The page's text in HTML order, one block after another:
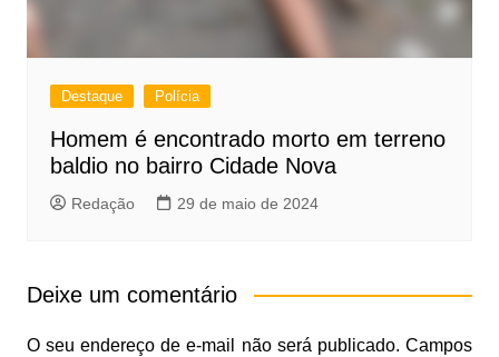
Destaque Polícia
Homem é encontrado morto em terreno
baldio no bairro Cidade Nova
Redação 29 de maio de 2024
Deixe um comentário
O seu endereço de e-mail não será publicado. Campos